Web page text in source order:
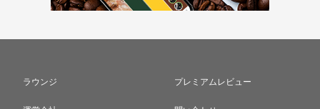
ラウンジ プレミアムレビュー